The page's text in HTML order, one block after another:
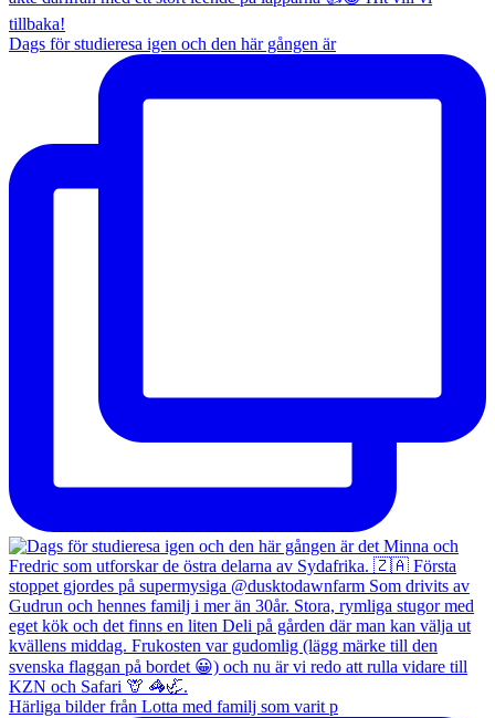
Dags för studieresa igen och den här gången är
Härliga bilder från Lotta med familj som varit p